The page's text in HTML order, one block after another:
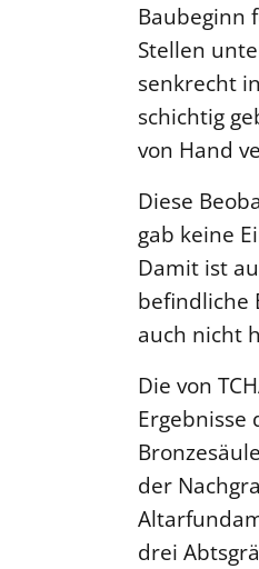
Baubeginn
Stellen
senkrecht
schichtig
von Hand
Diese
gab keine
Damit ist
befindliche
auch nicht
Die von
Ergebnisse
der
drei